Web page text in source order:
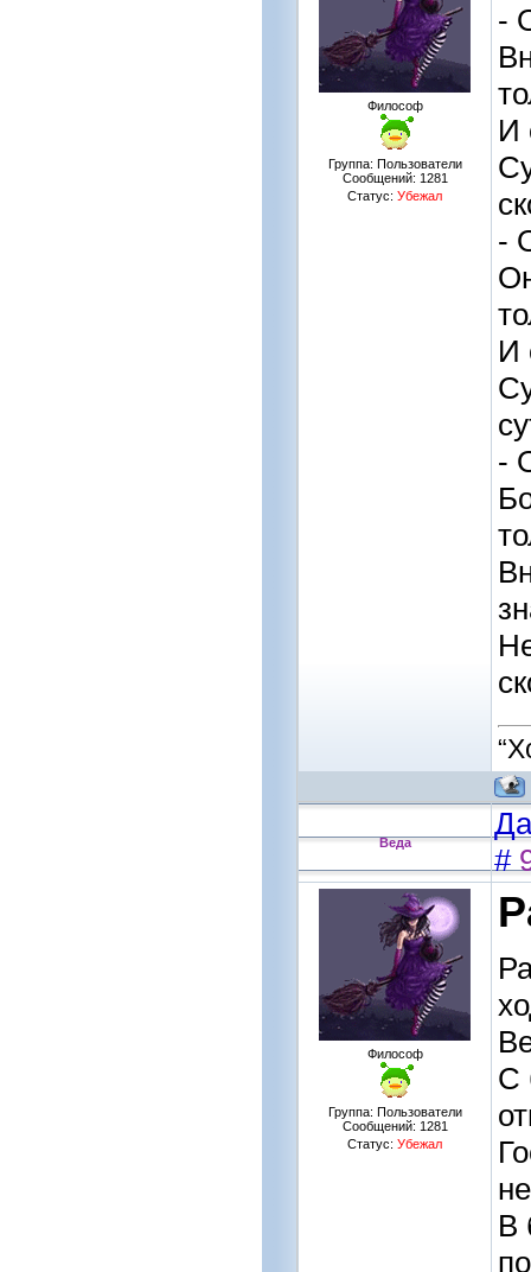
Философ
Группа: Пользователи
Сообщений: 1281
Статус: Убежал
-
И
-
И
-
Веда
#
Философ
Группа: Пользователи
Сообщений: 1281
Статус: Убежал
С
В